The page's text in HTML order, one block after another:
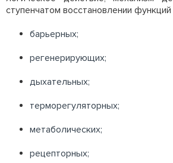
ступенчатом восстановлении
барьерных;
регенерирующих;
дыхательных;
терморегуляторных;
метаболических;
рецепторных;